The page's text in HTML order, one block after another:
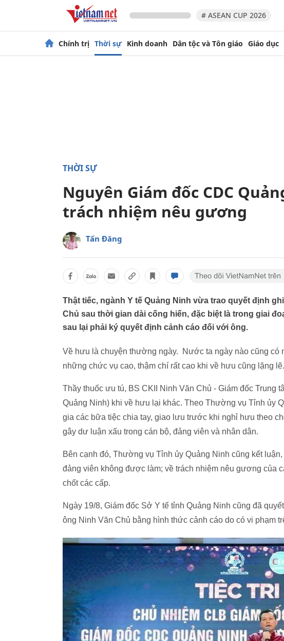
# ASEAN CUP 2026
Chính trị Thời sự Kinh doanh Dân tộc và Tôn giáo Giáo dục
THỜI SỰ
Nguyên Giám đốc CDC
trách nhiệm nêu gương
Tấn Đăng
Thật tiếc, ngành Y tế Quảng Ninh vừa trao quyết định
Chủ sau thời gian dài cống hiến, đặc biệt là trong giai
sau lại phải ký quyết định cảnh cáo đối với ông.
Về hưu là chuyện thường ngày. Nước ta ngày nào cũng
những chức vụ cao, thậm chí rất cao khi về hưu cũng lặng lẽ.
Thầy thuốc ưu tú, BS CKII Ninh Văn Chủ - Giám đốc Trung
Quảng Ninh) khi về hưu lại khác. Theo Thường vụ Tỉnh ủy
gia các bữa tiệc chia tay, giao lưu trước khi nghỉ hưu theo
gây dư luận xấu trong cán bộ, đảng viên và nhân dân.
Bên cạnh đó, Thường vụ Tỉnh ủy Quảng Ninh cũng kết
đảng viên không được làm; về trách nhiệm nêu gương của
chốt các cấp.
Ngày 19/8, Giám đốc Sở Y tế tỉnh Quảng Ninh cũng đã
ông Ninh Văn Chủ bằng hình thức cảnh cáo do có vi phạm